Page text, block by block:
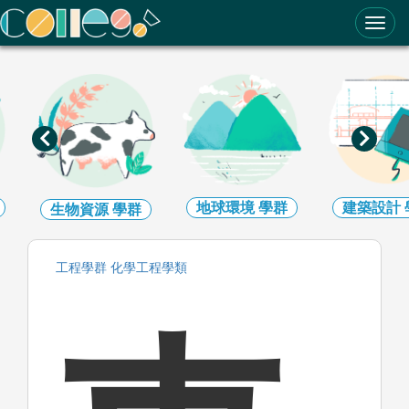
ColleGo! 大學選才與高中育才輔助系統
生物資源學群 地球環境學群 建築設計
工程學群 化學工程學類